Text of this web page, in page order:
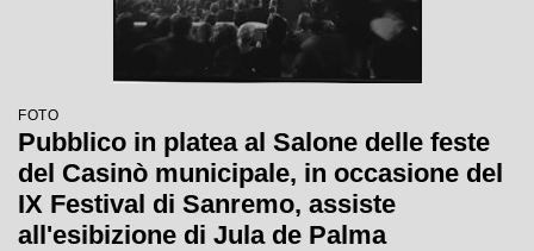
FOTO
Pubblico in platea al Salone delle feste
del Casinò municipale, in occasione del
IX Festival di Sanremo, assiste
all'esibizione di Jula de Palma